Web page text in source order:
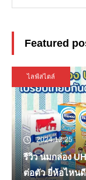
Featured
ไลฟ์สไตล์
2024.12.25
รีวิว นมกล่อง
ต่อตัว ยี่ห้อไหน